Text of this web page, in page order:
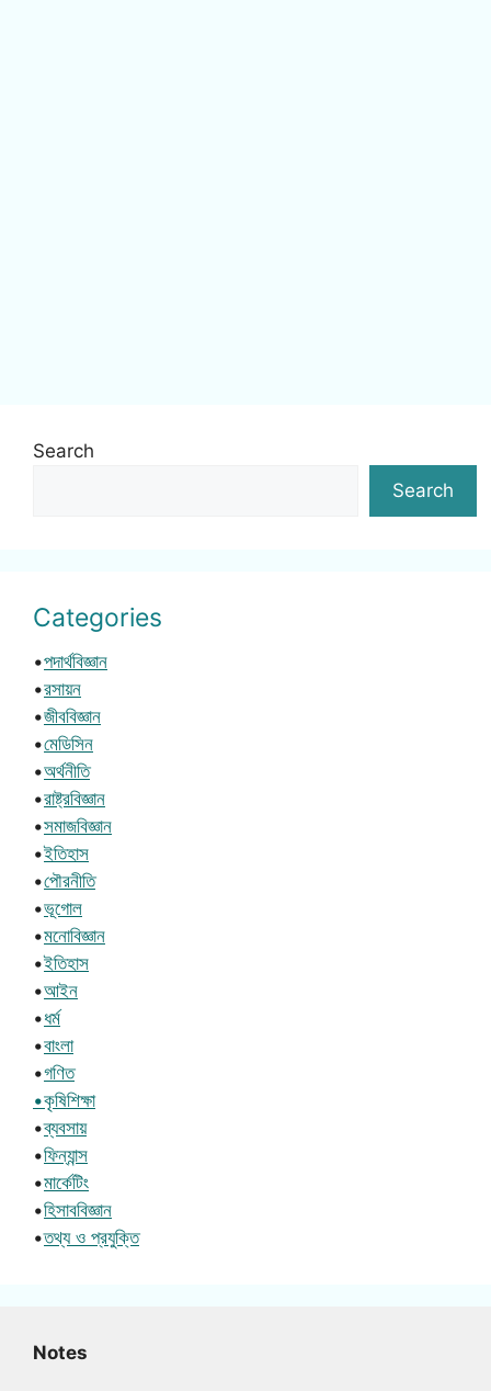
Search
Search
Categories
•পদার্থবিজ্ঞান
•রসায়ন
•জীববিজ্ঞান
•মেডিসিন
•অর্থনীতি
•রাষ্ট্রবিজ্ঞান
•সমাজবিজ্ঞান
•ইতিহাস
•পৌরনীতি
•ভূগোল
•মনোবিজ্ঞান
•ইতিহাস
•আইন
•ধর্ম
•বাংলা
•গণিত
•কৃষিশিক্ষা
•ব্যবসায়
•ফিন্যান্স
•মার্কেটিং
•হিসাববিজ্ঞান
•তথ্য ও প্রযুক্তি
Notes